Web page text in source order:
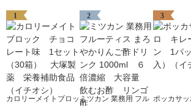
1
カロリーメイトブロッ
2
ミツカン 業務用 フル
3
ポッカサ